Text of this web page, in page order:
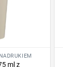
ml z